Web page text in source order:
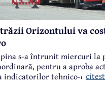
Orizontului va
s-a întrunit miercuri la
pentru a aproba
indicatorilor tehnico-